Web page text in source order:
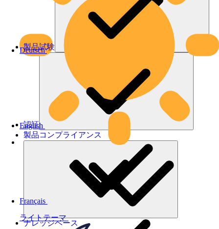
ライトテーマ
Deutsch
English
Français
製品試験
認証
製品コンプライアンス
ナレッジベース